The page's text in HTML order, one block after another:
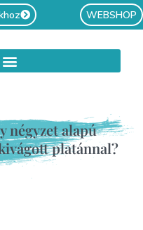
WEBSHOP
négyzet alapú
platánnal?